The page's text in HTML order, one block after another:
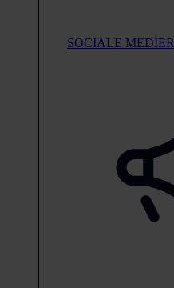
SOCIALE MEDIER